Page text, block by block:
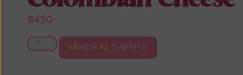
$4.50
AÑADIR AL CARRITO